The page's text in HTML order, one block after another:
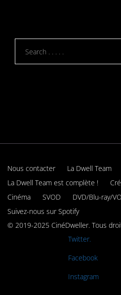
Nous contacter
La Dwell Team
La Dwell Team est complète !
Cinéma
SVOD
DVD/Blu-ray/
Suivez-nous sur Spotify
© 2019-2025 CinéDweller. Tous
Twitter.
Facebook
Instagram